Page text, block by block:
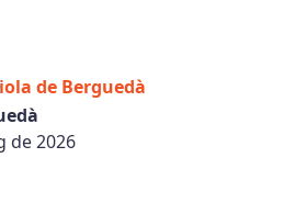
de Berguedà
de 2026